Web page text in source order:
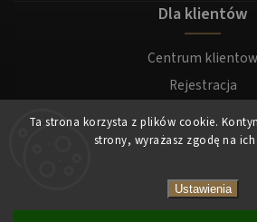
Ta strona korzysta z plików cookie.
strony, wyrażasz zgodę na
Ustawienia
Dla klientów
Centrum klientow
Rejestracja
Zaloguj sie
Nejkawa.